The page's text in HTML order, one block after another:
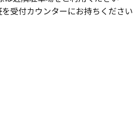
受付カウンターにお持ちください